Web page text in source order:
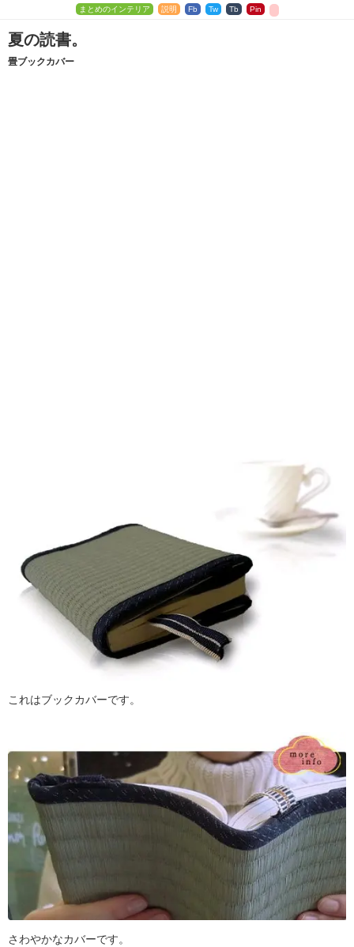
まとめのインテリア 説明 Fb Tw Tb Pin
夏の読書。
畳ブックカバー
これはブックカバーです。
さわやかなカバーです。